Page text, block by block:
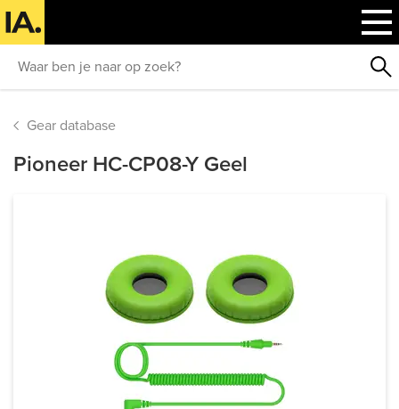
Gear database
Pioneer HC-CP08-Y Geel